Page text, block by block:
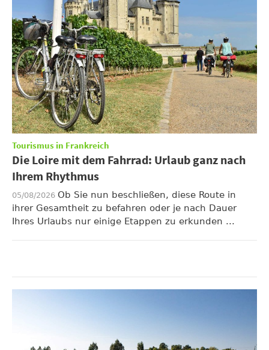
Tourismus in Frankreich
Die Loire mit dem Fahrrad: Urlaub ganz nach
Ihrem Rhythmus
05/08/2026 Ob Sie nun beschließen, diese Route in
ihrer Gesamtheit zu befahren oder je nach Dauer
Ihres Urlaubs nur einige Etappen zu erkunden ...